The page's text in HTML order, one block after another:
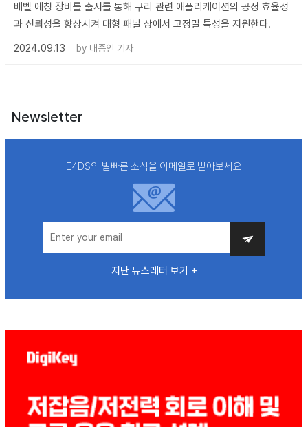
베벨 에칭 장비를 출시를 통해 구리 관련 애플리케이션의 공정 효율성
과 신뢰성을 향상시켜 대형 패널 상에서 고정밀 특성을 지원한다.
2024.09.13
by 배종인 기자
Newsletter
E4DS의 발빠른 소식을 이메일로 받아보세요
지난 뉴스레터 보기 +